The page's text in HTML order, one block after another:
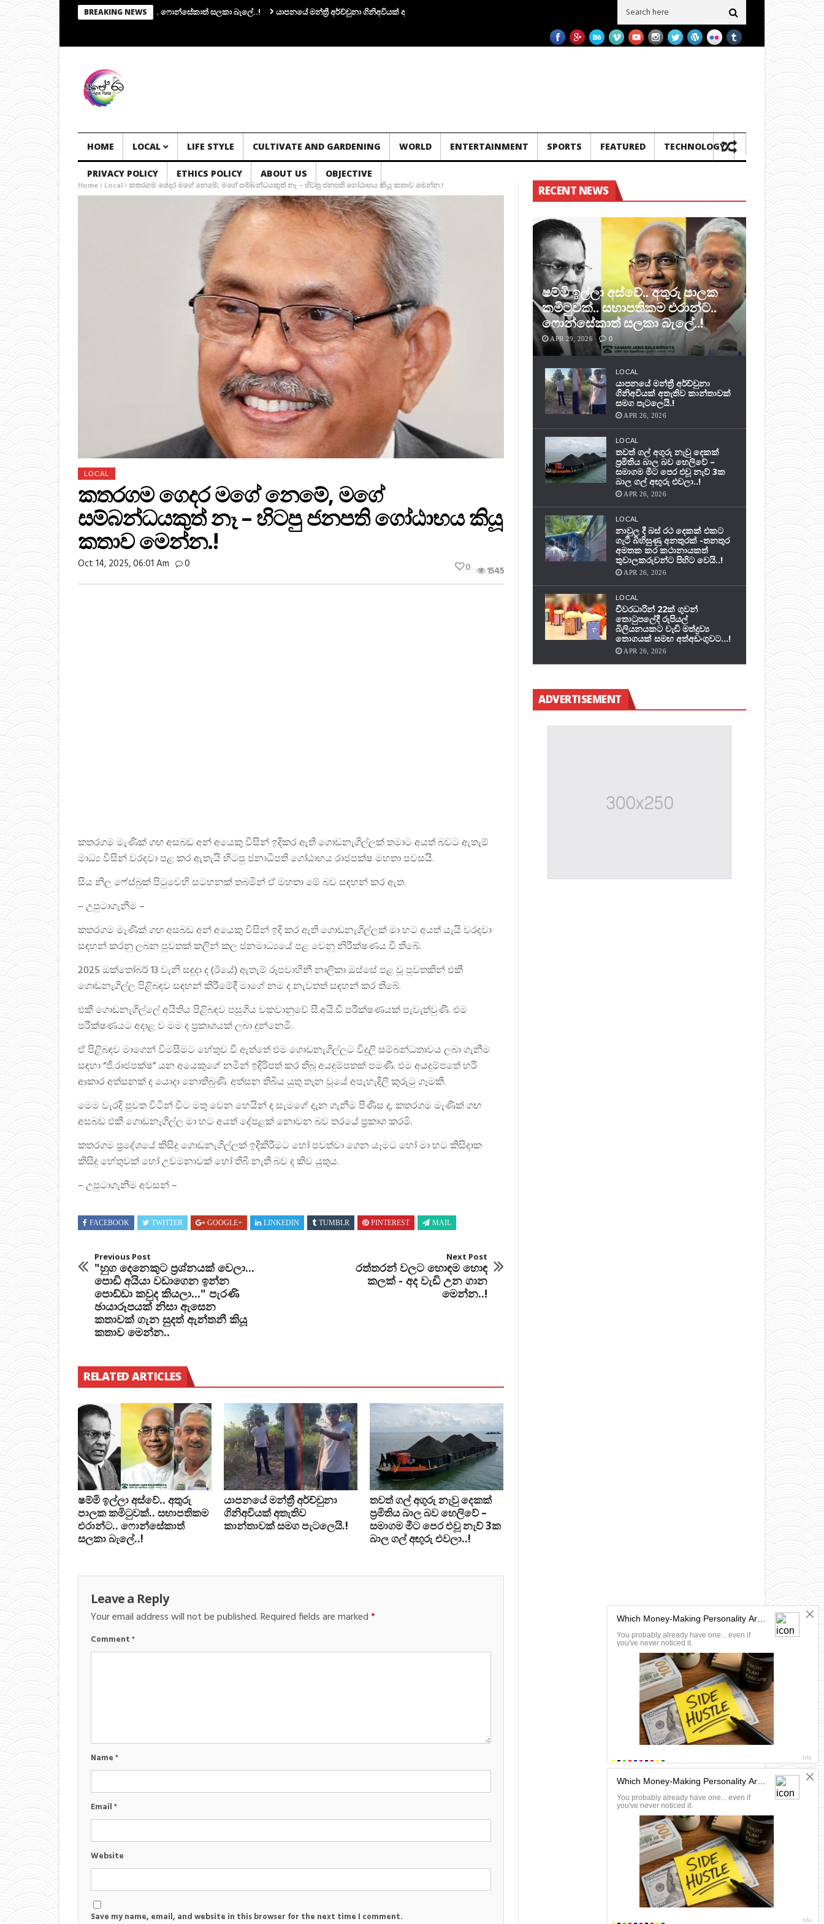
BREAKING NEWS
කමිටුවක්.. සභාපතිකම එරාන්ට.. ෆොන්සේකාත් සලකා බැලේ..! යාපනයේ මන්ත්‍රී අර්ච්චුනා ගිනිඅවියක් අතැතිව කාන්තාවක් සමග පැටලෙයි.! තවත් ගල් අගුරු නැවු දෙකක් ප‍්‍රමිතිය බාල බව හෙලිවේ – සමාගම මීට පෙර එවූ නැව් 3ක බාල ගල්
HOME LOCAL LIFE STYLE CULTIVATE AND GARDENING WORLD ENTERTAINMENT SPORTS FEATURED TECHNOLOGY
PRIVACY POLICY ETHICS POLICY ABOUT US OBJECTIVE
Home Local කතරගම ගෙදර මගේ නෙමේ, මගේ සම්බන්ධයකුත් නෑ – හිටපු ජනපති ගෝඨාභය කියූ කතාව මෙන්න.!
LOCAL
කතරගම ගෙදර මගේ නෙමේ, මගේ
සම්බන්ධයකුත් නෑ – හිටපු ජනපති ගෝඨාභය කියූ
කතාව මෙන්න.!
Oct 14, 2025, 06:01 Am 0 1545
0
කතරගම මැණික් ගඟ අසබඩ අන් අයෙකු විසින් ඉදිකර ඇති ගොඩනැගිල්ලක් තමාට අයත් බවට ඇතැම්
මාධ්‍ය විසින් වරදවා පළ කර ඇතැයි හිටපු ජනාධිපති ගෝඨාභය රාජපක්ෂ මහතා පවසයි.
සිය නිල ෆේස්බුක් පිටුවෙහි සටහනක් තබමින් ඒ මහතා මේ බව සඳහන් කර ඇත.
– උපුටාගැනීම –
කතරගම මැණික් ගඟ අසබඩ අන් අයෙකු විසින් ඉදි කර ඇති ගොඩනැගිල්ලක් මා හට අයත් යැයි වරදවා
සඳහන් කරනු ලබන පුවතක් කලින් කල ජනමාධ්‍යයේ පළ වෙනු නිරීක්ෂණය වී තිබේ.
2025 ඔක්තෝබර් 13 වැනි සඳුදා ද (ඊයේ) ඇතැම් රූපවාහිනී නාලිකා ඔස්සේ පළ වූ පුවතකින් එකී
ගොඩනැගිල්ල පිළිබඳව සඳහන් කිරීමේදී මාගේ නම ද නැවතත් සඳහන් කර තිබේ.
එකී ගොඩනැගිල්ලේ අයිතිය පිළිබඳව පසුගිය වකවානුවේ සී.අයි.ඩී පරීක්ෂණයක් පැවැත්වුණි. එම
පරීක්ෂණයට අදාළ ව මම ද ප්‍රකාශයක් ලබා දුන්නෙමි.
ඒ පිළිබඳව මාගෙන් විමසීමට හේතුව වී ඇත්තේ එම ගොඩනැගිල්ලට විදුලි සම්බන්ධතාවය ලබා ගැනීම
සඳහා “ජී.රාජපක්ෂ” යන අයෙකුගේ නමින් ඉදිරිපත් කර තිබූ අයදුම්පතක් පමණී. එම අයදුම්පතේ හරි
ආකාර අත්සනක් ද යොදා නොතිබුණි. අත්සන තිබිය යුතු තැන වූයේ අපැහැදිලි කුරුටු ගෑමකි.
මෙම වැරදි පුවත විටින් විට මතු වෙන හෙයින් ද සැමගේ දැන ගැනීම පිණිස ද, කතරගම මැණික් ගඟ
අසබඩ එකී ගොඩනැගිල්ල මා හට අයත් දේපළක් නොවන බව තරයේ ප්‍රකාශ කරමි.
කතරගම ප්‍රදේශයේ කිසිදු ගොඩනැගිල්ලක් ඉදිකිරීමට හෝ පවත්වා ගෙන යෑමට හෝ මා හට කිසිදාක
කිසිදු හේතුවක් හෝ උවමනාවක් හෝ තිබී නැති බව ද කිව යුතුය.
– උපුටාගැනීම අවසන් –
FACEBOOK TWITTER GOOGLE+ LINKEDIN TUMBLR PINTEREST MAIL
Previous Post
"හුග දෙනෙකුට ප්‍රශ්නයක් වෙලා...
පොඩි අයියා වඩාගෙන ඉන්න
පොඩ්ඩා කවුද කියලා..." පැරණි
ඡායාරූපයක් නිසා ඇසෙන
කතාවක් ගැන සුදත් ඇන්තනී කියූ
කතාව මෙන්න..
Next Post
රත්තරන් වලට හොඳම හොඳ
කලක් - අද වැඩි උන ගාන
මෙන්න..!
RELATED ARTICLES
ෂම්මි ඉල්ලා අස්වේ.. අතුරු
පාලක කමිටුවක්.. සභාපතිකම
එරාන්ට.. ෆොන්සේකාත්
සලකා බැලේ..!
යාපනයේ මන්ත්‍රී අර්ච්චුනා
ගිනිඅවියක් අතැතිව
කාන්තාවක් සමග පැටලෙයි.!
තවත් ගල් අගුරු නැවු දෙකක්
ප‍්‍රමිතිය බාල බව හෙලිවේ –
සමාගම මීට පෙර එවූ නැව් 3ක
බාල ගල් අඟුරු එවලා..!
Leave a Reply
Your email address will not be published.Required fields are marked*
Comment*
Name*
Email*
Website
Save my name, email, and website in this browser for the next time I comment.
RECENT NEWS
ෂම්මි ඉල්ලා අස්වේ.. අතුරු පාලක
කමිටුවක්.. සභාපතිකම එරාන්ට..
ෆොන්සේකාත් සලකා බැලේ..!
APR 29, 2026 0
LOCAL
යාපනයේ මන්ත්‍රී අර්ච්චුනා
ගිනිඅවියක් අතැතිව කාන්තාවක්
සමග පැටලෙයි.!
APR 26, 2026
LOCAL
තවත් ගල් අගුරු නැවු දෙකක්
ප‍්‍රමිතිය බාල බව හෙලිවේ –
සමාගම මීට පෙර එවූ නැව් 3ක
බාල ගල් අඟුරු එවලා..!
APR 26, 2026
LOCAL
නාවුල දී බස් රථ දෙකක් එකට
ගැටී බිහිසුණු අනතුරක් -තනතුර
අමතක කර කථානායකත්
තුවාලකරුවන්ට පිහිට වෙයි..!
APR 26, 2026
LOCAL
චීවරධාරින් 22ක් ගුවන්
තොටුපලේදී රුපියල්
බිලියනයකට වැඩි මත්ද්‍රව්‍ය
තොගයක් සමඟ අත්අඩංගුවට…!
APR 26, 2026
ADVERTISEMENT